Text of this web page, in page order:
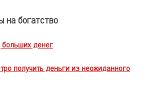
на богатство
денег
получить деньги из неожиданного